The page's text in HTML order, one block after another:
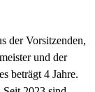
der Vorsitzenden,
und der
beträgt 4 Jahre.